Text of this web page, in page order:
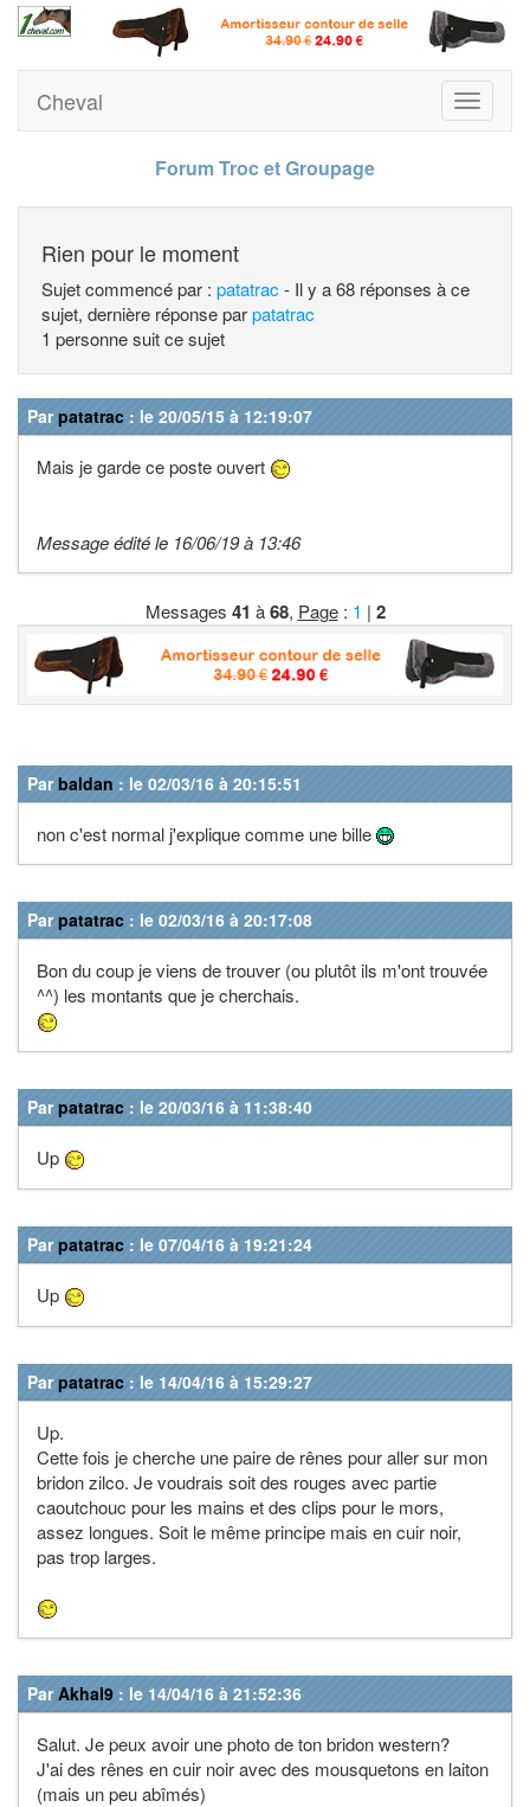
Toggle
Cheval
Forum Troc et Groupage
Rien pour le moment
Sujet commencé par : patatrac - Il y a 68 réponses à ce
sujet, dernière réponse parpatatrac
1 personne suit ce sujet
Parpatatrac : le 20/05/15 à 12:19:07
Mais je garde ce poste ouvert
Message édité le 16/06/19 à 13:46
Messages 41 à68, Page: 1 | 2
Parbaldan : le 02/03/16 à 20:15:51
non c'est normal j'explique comme une bille
Parpatatrac : le 02/03/16 à 20:17:08
Bon du coup je viens de trouver (ou plutôt ils m'ont trouvée
^^) les montants que je cherchais.
Parpatatrac : le 20/03/16 à 11:38:40
Up
Parpatatrac : le 07/04/16 à 19:21:24
Up
Parpatatrac : le 14/04/16 à 15:29:27
Up.
Cette fois je cherche une paire de rênes pour aller sur mon
bridon zilco. Je voudrais soit des rouges avec partie
caoutchouc pour les mains et des clips pour le mors,
assez longues. Soit le même principe mais en cuir noir,
pas trop larges.
ParAkhal9 : le 14/04/16 à 21:52:36
Salut. Je peux avoir une photo de ton bridon western?
J'ai des rênes en cuir noir avec des mousquetons en laiton
(mais un peu abîmés)